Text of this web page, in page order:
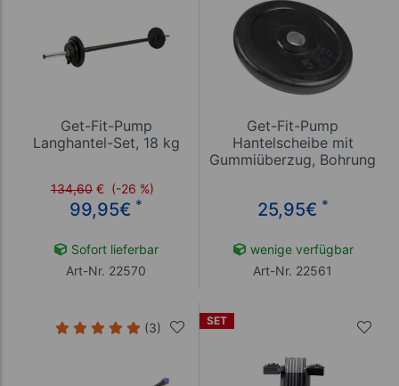
Get-Fit-Pump
Langhantel-Set, 18 kg
134,60 € (-26 %)
99,95€ *
Sofort lieferbar
Art-Nr. 22570
Get-Fit-Pump
Hantelscheibe mit
Gummiüberzug, Bohrung
25,95€ *
wenige verfügbar
Art-Nr. 22561
(3) SET